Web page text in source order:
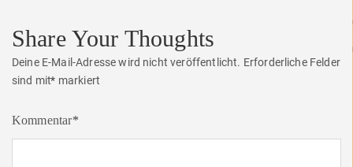
Share Your Thoughts
Deine E-Mail-Adresse wird nicht veröffentlicht. Erforderliche Felder
sind mit* markiert
Kommentar*